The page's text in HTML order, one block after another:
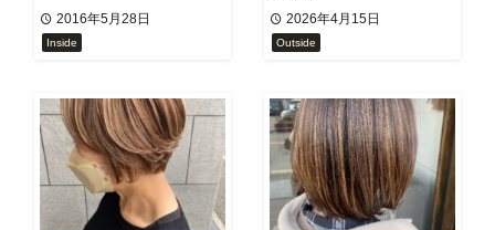
2016年5月28日
Inside
2026年4月15日
Outside